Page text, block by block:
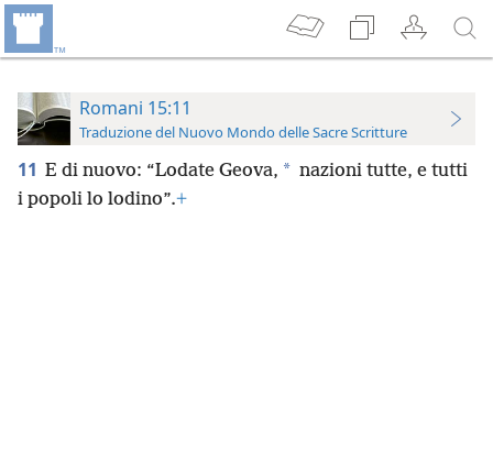
Romani 15:11
Traduzione del Nuovo Mondo delle Sacre Scritture
11 E di nuovo: “Lodate Geova, * nazioni tutte, e tutti
i popoli lo lodino”.+